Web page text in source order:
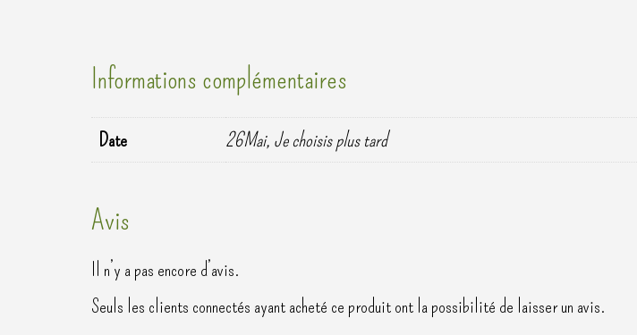
Informations complémentaires
Date 26Mai, Je choisis plus tard
Avis
Il n’y a pas encore d’avis.
Seuls les clients connectés ayant acheté ce produit ont la possibilité de laisser un avis.